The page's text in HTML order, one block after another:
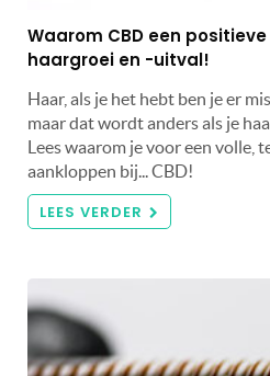
Waarom CBD een
haargroei en -uitval!
Haar, als je het hebt ben je er
maar dat wordt anders als je
Lees waarom je voor een volle,
aankloppen bij... CBD!
LEES VERDER